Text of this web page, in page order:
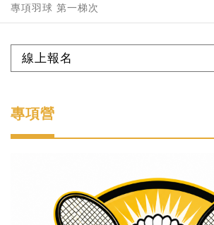
專項羽球 第一梯次
線上報名
專項營